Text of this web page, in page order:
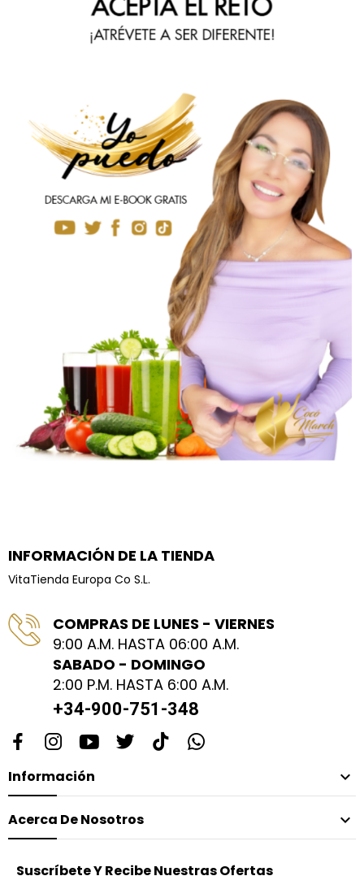
INFORMACIÓN DE LA TIENDA
VitaTienda Europa Co S.L.
COMPRAS DE LUNES - VIERNES
9:00 A.M. HASTA 06:00 A.M.
SABADO - DOMINGO
2:00 P.M. HASTA 6:00 A.M.
+34-900-751-348
Información 
Acerca De Nosotros 
Suscríbete Y Recibe Nuestras Ofertas